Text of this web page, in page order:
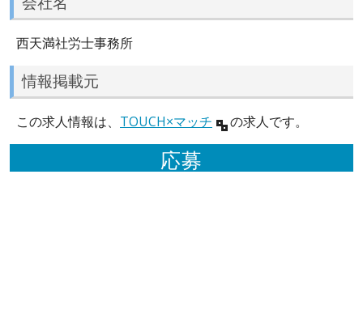
西天満社労士事務所
情報掲載元
この求人情報は、 TOUCH×マッチ の求人です。
応募